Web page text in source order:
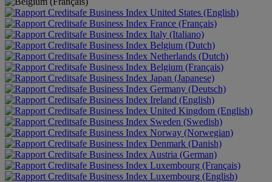
United States (English)
France (Français)
Italy (Italiano)
Belgium (Dutch)
Netherlands (Dutch)
Belgium (Français)
Japan (Japanese)
Germany (Deutsch)
Ireland (English)
United Kingdom (English)
Sweden (Swedish)
Norway (Norwegian)
Denmark (Danish)
Austria (German)
Luxembourg (Français)
Luxembourg (English)